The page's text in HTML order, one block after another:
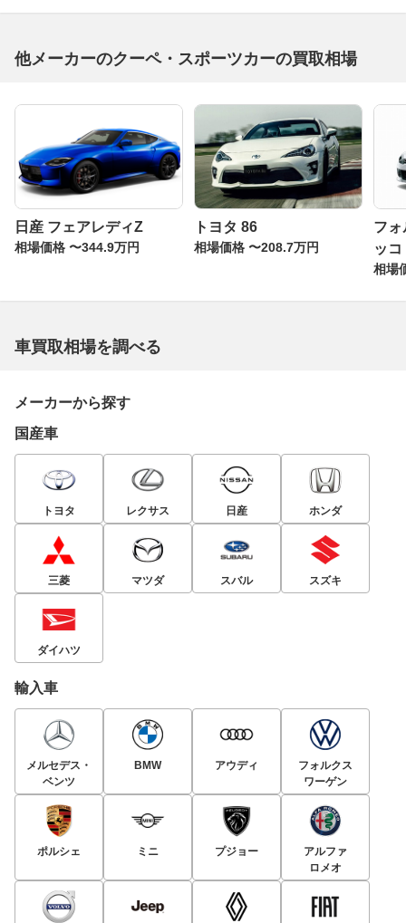
他メーカーのクーペ・スポーツカーの買取相場
日産 フェアレディZ
相場価格 〜344.9万円
トヨタ 86
相場価格 〜208.7万円
フォ
ッコ
相場
車買取相場を調べる
メーカーから探す
国産車
トヨタ レクサス 日産 ホンダ
三菱 マツダ スバル スズキ
ダイハツ
輸入車
メルセデス・
ベンツ
BMW アウディ
フォルクス
ワーゲン
ポルシェ ミニ プジョー
アルファ
ロメオ